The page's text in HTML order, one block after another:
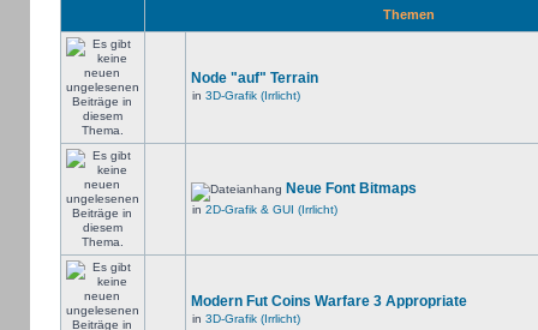
Themen
Node "auf" Terrain
in 3D-Grafik (Irrlicht)
Neue Font Bitmaps
in 2D-Grafik & GUI (Irrlicht)
Modern Fut Coins Warfare 3 Appropriate
in 3D-Grafik (Irrlicht)